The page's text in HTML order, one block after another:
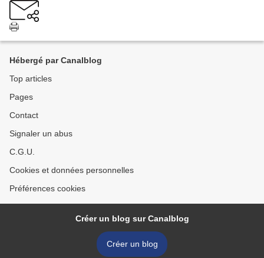
Hébergé par Canalblog
Top articles
Pages
Contact
Signaler un abus
C.G.U.
Cookies et données personnelles
Préférences cookies
Créer un blog sur Canalblog
Créer un blog